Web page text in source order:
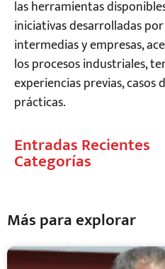
las herramientas
iniciativas desarrolladas
intermedias y empresas,
los procesos industriales,
experiencias previas, casos
prácticas.
Entradas Recientes
Categorías
Más para explorar